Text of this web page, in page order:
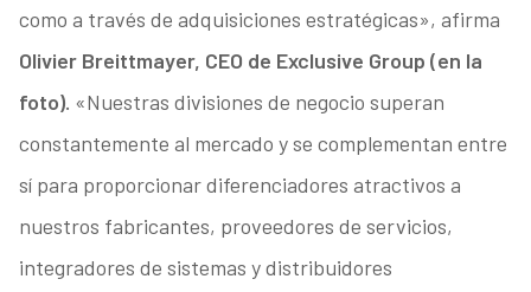
como a través de adquisiciones estratégicas», afirma
Olivier Breittmayer, CEO de Exclusive Group (en la
foto). «Nuestras divisiones de negocio superan
constantemente al mercado y se complementan entre
sí para proporcionar diferenciadores atractivos a
nuestros fabricantes, proveedores de servicios,
integradores de sistemas y distribuidores